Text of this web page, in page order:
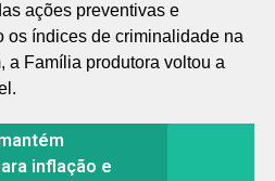
ações preventivas e
os índices de criminalidade na
a Família produtora voltou a
inflação e